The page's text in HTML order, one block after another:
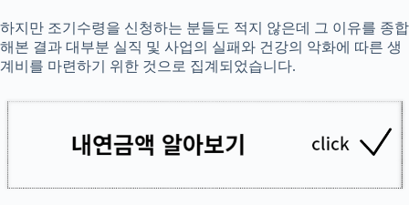
하지만 조기수령을 신청하는 분들도 적지 않은데 그 이유를 종합
해본 결과 대부분 실직 및 사업의 실패와 건강의 악화에 따른 생
계비를 마련하기 위한 것으로 집계되었습니다.